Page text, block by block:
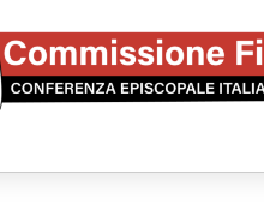
Honduras, gli sfollati invisibili di una
dimenticata
07.08.2026
Italia, Antigone: carceri al limite della
Parolin conclude il viaggio in